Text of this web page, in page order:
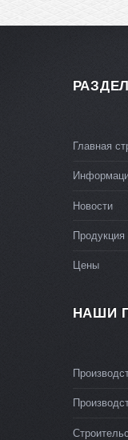
Главная
Новости
Продукция
Цены
НАШИ